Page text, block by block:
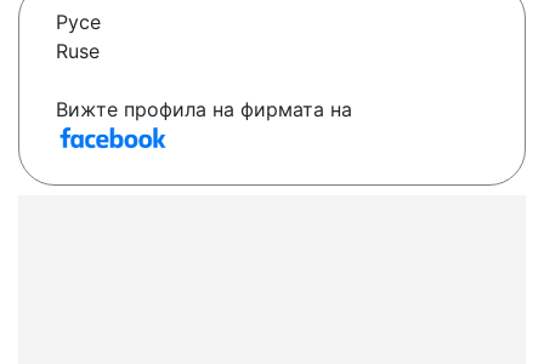
Русе
Ruse
Вижте профила на фирмата на